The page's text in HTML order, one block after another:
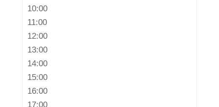
10:00
11:00
12:00
13:00
14:00
15:00
16:00
17:00